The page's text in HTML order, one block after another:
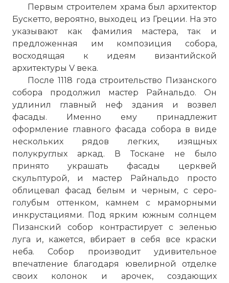
Первым строителем храма был архитектор
Бускетто, вероятно, выходец из Греции. На это
указывают как фамилия мастера, так и
предложенная им композиция собора,
восходящая к идеям византийской
архитектуры V века.
После 1118 года строительство Пизанского
собора продолжил мастер Райнальдо. Он
удлинил главный неф здания и возвел
фасады. Именно ему принадлежит
оформление главного фасада собора в виде
нескольких рядов легких, изящных
полукруглых аркад. В Тоскане не было
принято украшать фасады церквей
скульптурой, и мастер Райнальдо просто
облицевал фасад белым и черным, с серо-
голубым оттенком, камнем с мраморными
инкрустациями. Под ярким южным солнцем
Пизанский собор контрастирует с зеленью
луга и, кажется, вбирает в себя все краски
неба. Собор производит удивительное
впечатление благодаря ювелирной отделке
своих колонок и арочек, создающих